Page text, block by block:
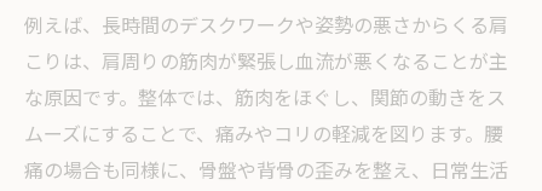
例えば、長時間のデスクワークや姿勢の悪さからくる肩
こりは、肩周りの筋肉が緊張し血流が悪くなることが主
な原因です。整体では、筋肉をほぐし、関節の動きをス
ムーズにすることで、痛みやコリの軽減を図ります。腰
痛の場合も同様に、骨盤や背骨の歪みを整え、日常生活